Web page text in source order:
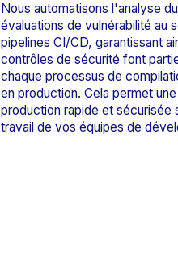
Nous automatisons l'analyse
évaluations de vulnérabilité au
pipelines CI/CD, garantissant
contrôles de sécurité font
chaque processus de
en production. Cela permet
production rapide et sécurisée
travail de vos équipes de